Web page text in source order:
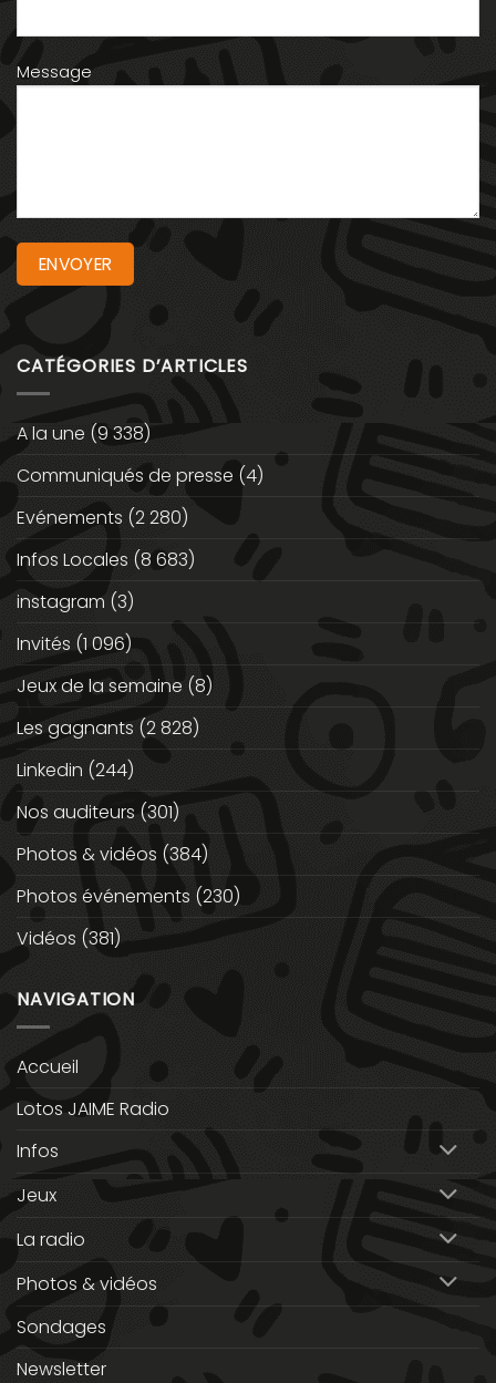
Message
CATÉGORIES D’ARTICLES
A la une (9 338)
Communiqués de presse (4)
Evénements (2 280)
Infos Locales (8 683)
instagram (3)
Invités (1 096)
Jeux de la semaine (8)
Les gagnants (2 828)
Linkedin (244)
Nos auditeurs (301)
Photos & vidéos (384)
Photos événements (230)
Vidéos (381)
NAVIGATION
Accueil
Lotos JAIME Radio
Infos
Jeux
La radio
Photos & vidéos
Sondages
Newsletter